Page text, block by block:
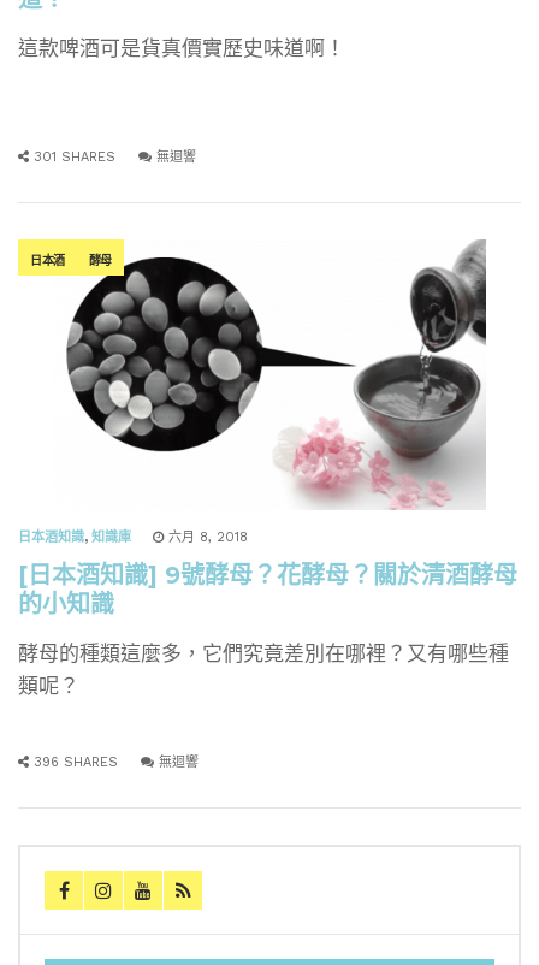
這款啤酒可是貨真價實歷史味道啊！
301 SHARES 無迴響
日本酒 酵母
日本酒知識, 知識庫 六月 8, 2018
[日本酒知識] 9號酵母？花酵母？關於清酒酵母
的小知識
酵母的種類這麼多，它們究竟差別在哪裡？又有哪些種
類呢？
396 SHARES 無迴響